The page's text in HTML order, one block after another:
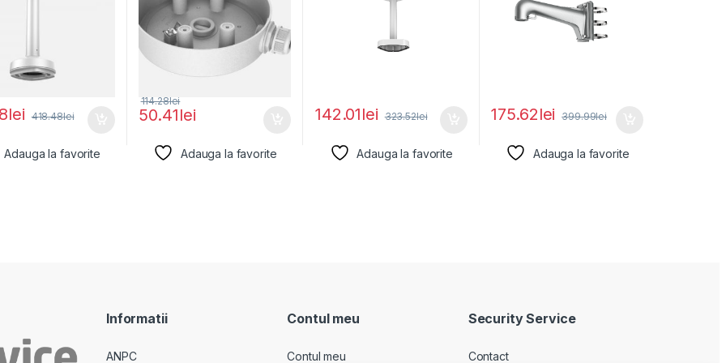
lei 418.48lei
Adauga la favorite
50.41lei
114.28lei
Adauga la favorite
142.01lei 323.52lei
Adauga la favorite
175.62lei 399.99lei
Adauga la favorite
Informatii
ANPC
Contul meu
Contul meu
Security Service
Contact